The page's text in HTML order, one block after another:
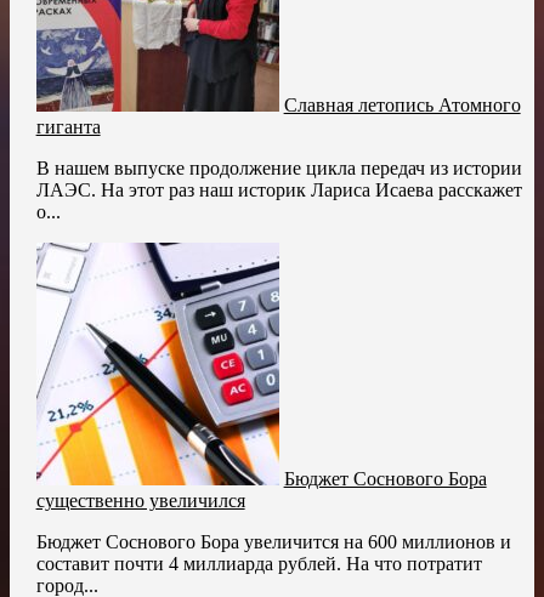
Славная летопись Атомного
гиганта
В нашем выпуске продолжение цикла передач из истории
ЛАЭС. На этот раз наш историк Лариса Исаева расскажет
о...
Бюджет Соснового Бора
существенно увеличился
Бюджет Соснового Бора увеличится на 600 миллионов и
составит почти 4 миллиарда рублей. На что потратит
город...